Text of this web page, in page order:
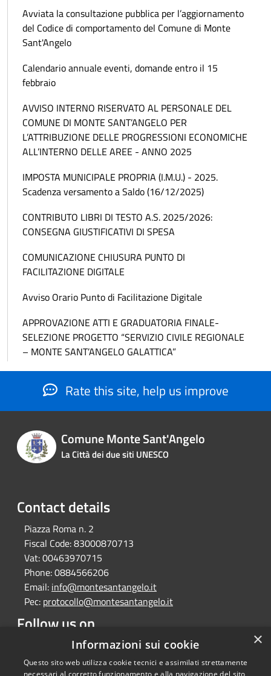
Avviata la consultazione pubblica per l’aggiornamento
del Codice di comportamento del Comune di Monte
Sant'Angelo
Calendario annuale eventi, domande entro il 15
febbraio
AVVISO INTERNO RISERVATO AL PERSONALE DEL
COMUNE DI MONTE SANT’ANGELO PER
L’ATTRIBUZIONE DELLE PROGRESSIONI ECONOMICHE
ALL’INTERNO DELLE AREE - ANNO 2025
IMPOSTA MUNICIPALE PROPRIA (I.M.U.) - 2025.
Scadenza versamento a Saldo (16/12/2025)
CONTRIBUTO LIBRI DI TESTO A.S. 2025/2026:
CONSEGNA GIUSTIFICATIVI DI SPESA
COMUNICAZIONE CHIUSURA PUNTO DI
FACILITAZIONE DIGITALE
Avviso Orario Punto di Facilitazione Digitale
APPROVAZIONE ATTI E GRADUATORIA FINALE-
SELEZIONE PROGETTO “SERVIZIO CIVILE REGIONALE
– MONTE SANT’ANGELO GALATTICA”
Rate this site, help us improve
Comune Monte Sant'Angelo
La Città dei due siti UNESCO
Contact details
Piazza Roma n. 2
Fiscal Code:83000870713
Vat:00463970715
Phone:0884566206
Email: info@montesantangelo.it
Pec: protocollo@montesantangelo.it
Follow us on
FacebookYoutubeInstagramTelegramWhatsapp ×
Informazioni sui cookie
Questo sito web utilizza cookie tecnici e assimilati strettamente
necessari al corretto funzionamento e alla navigazione del sito,